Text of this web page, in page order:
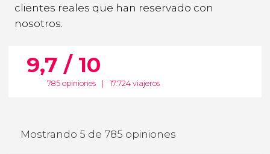
clientes reales que han reservado con
nosotros.
9,7 / 10
785 opiniones 17.724 viajeros
Mostrando 5 de 785 opiniones